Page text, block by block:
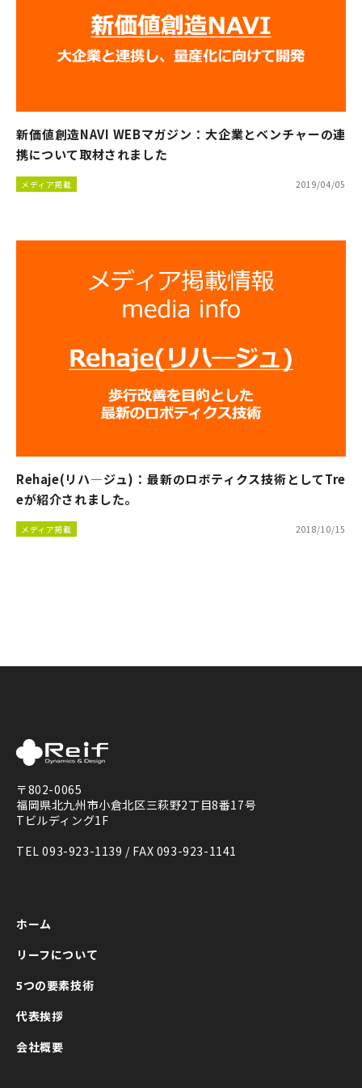
新価値創造NAVI WEBマガジン：大企業とベンチャーの連
携について取材されました
メディア掲載 2019/04/05
Rehaje(リハ―ジュ)：最新のロボティクス技術としてTre
eが紹介されました。
メディア掲載 2018/10/15
〒802-0065
福岡県北九州市小倉北区三萩野2丁目8番17号
Tビルディング1F
TEL 093-923-1139 / FAX 093-923-1141
ホーム
リーフについて
5つの要素技術
代表挨拶
会社概要